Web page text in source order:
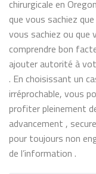
chirurgicale en
que vous sachiez
vous sachiez ou que
comprendre bon
ajouter autorité à
. En choisissant un
irréprochable, vous
profiter pleinement
advancement ,
pour toujours non
de l’information .